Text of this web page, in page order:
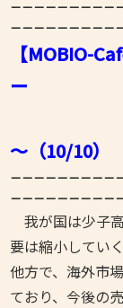
－－－－－－－－－
－－－－－－－－－
【MOBIO-
ー
～海外
～（10/10）
－－－－－－－－－
－－－－－－－－－
我が国は少子
要は縮小してい
他方で、海外市
ており、今後の